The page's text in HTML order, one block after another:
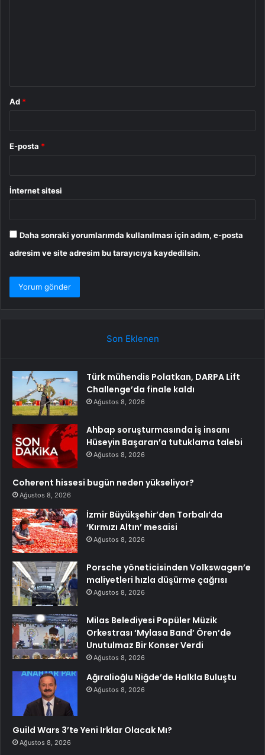
Ad *
E-posta *
İnternet sitesi
Daha sonraki yorumlarımda kullanılması için adım, e-posta
adresim ve site adresim bu tarayıcıya kaydedilsin.
Son Eklenen
Türk mühendis Polatkan, DARPA Lift
Challenge’da finale kaldı
Ağustos 8, 2026
Ahbap soruşturmasında iş insanı
Hüseyin Başaran’a tutuklama talebi
Ağustos 8, 2026
Coherent hissesi bugün neden yükseliyor?
Ağustos 8, 2026
İzmir Büyükşehir’den Torbalı’da
‘Kırmızı Altın’ mesaisi
Ağustos 8, 2026
Porsche yöneticisinden Volkswagen’e
maliyetleri hızla düşürme çağrısı
Ağustos 8, 2026
Milas Belediyesi Popüler Müzik
Orkestrası ‘Mylasa Band’ Ören’de
Unutulmaz Bir Konser Verdi
Ağustos 8, 2026
Ağıralioğlu Niğde’de Halkla Buluştu
Ağustos 8, 2026
Guild Wars 3’te Yeni Irklar Olacak Mı?
Ağustos 8, 2026